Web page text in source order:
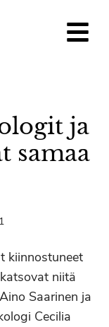
ja
samaa
kiinnostuneet
niitä
Saarinen ja
Cecilia